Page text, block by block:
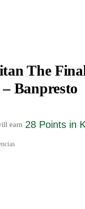
The
Banpresto
earn 28 Points in